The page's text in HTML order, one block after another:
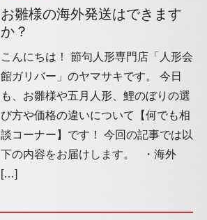
お雛様の海外発送はできます
か？
こんにちは！ 節句人形専門店「人形会
館ガリバー」のヤマサキです。 今日
も、お雛様や五月人形、鯉のぼりの選
び方や価格の違いについて【何でも相
談コーナー】です！ 今回の記事では以
下の内容をお届けします。 ・海外
[…]